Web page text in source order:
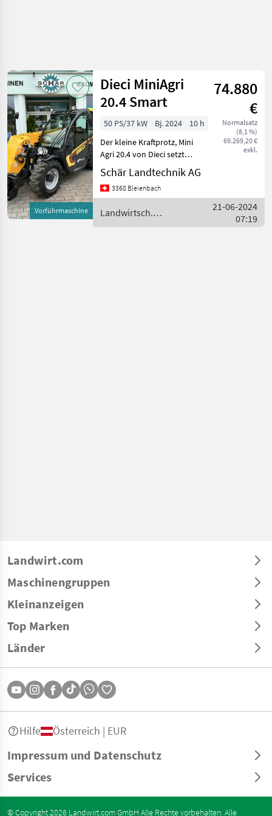
Vorführmaschine
Dieci MiniAgri
20.4 Smart
74.880
€
Normalsatz
(8,1 %)
69.269,20 €
exkl.
50 PS/37 kW Bj. 2024
10 h
Der kleine Kraftprotz, Mini
Agri 20.4 von Dieci setzt
neue Massstäbe im Mini -
Teleskopladermarkt - 2000
kg Traglast bis zur vollen
Palettengabel!)
Schär Landtechnik AG
3368 Bleienbach
Landwirtsch.
Motorfahrzeuge / Dieci
21-06-2024
07:19
Landwirt.com
Maschinengruppen
Kleinanzeigen
Top Marken
Länder
Impressum und Datenschutz
Services
Hilfe Österreich | EUR
© Copyright 2026 Landwirt.com GmbH Alle Rechte vorbehalten. Alle